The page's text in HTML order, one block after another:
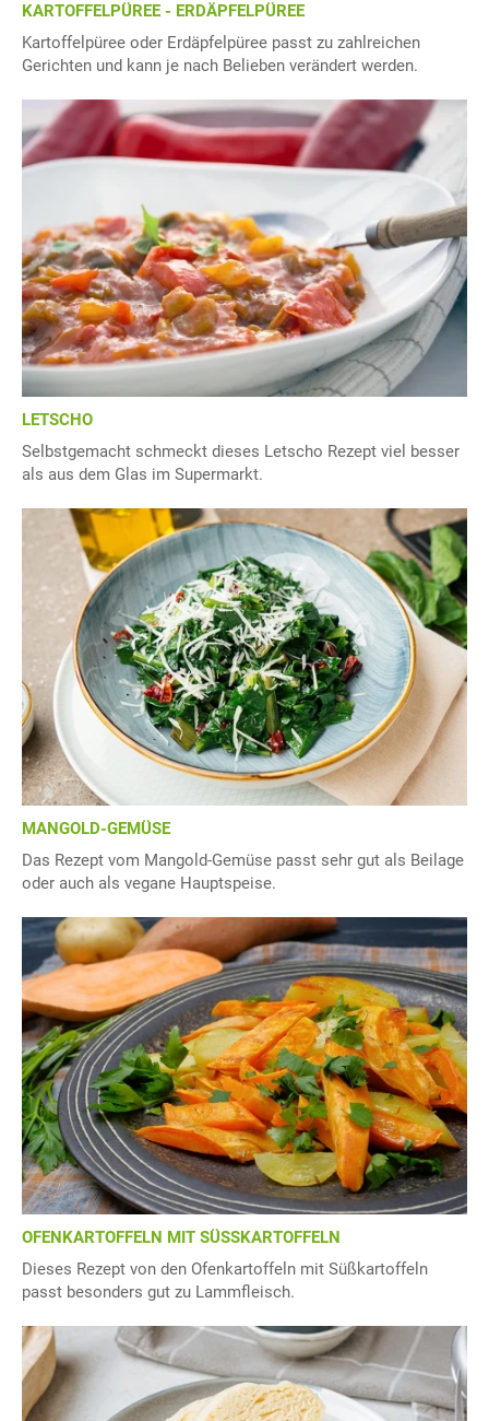
KARTOFFELPÜREE - ERDÄPFELPÜREE
Kartoffelpüree oder Erdäpfelpüree passt zu zahlreichen
Gerichten und kann je nach Belieben verändert werden.
LETSCHO
Selbstgemacht schmeckt dieses Letscho Rezept viel besser
als aus dem Glas im Supermarkt.
MANGOLD-GEMÜSE
Das Rezept vom Mangold-Gemüse passt sehr gut als Beilage
oder auch als vegane Hauptspeise.
OFENKARTOFFELN MIT SÜSSKARTOFFELN
Dieses Rezept von den Ofenkartoffeln mit Süßkartoffeln
passt besonders gut zu Lammfleisch.